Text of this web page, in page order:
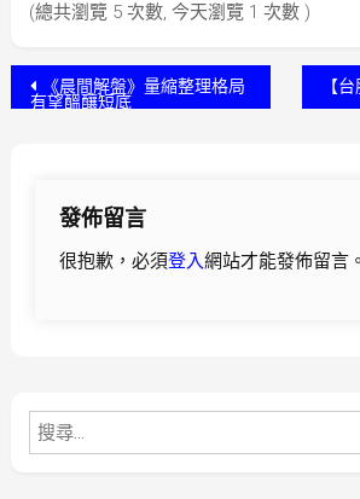
(總共瀏覽 5 次數, 今天瀏覽 1 次數 )
文 《晨間解盤》量縮整理格局
有望醞釀短底
【
發佈留言
很抱歉，必須登入網站才能發佈留言。